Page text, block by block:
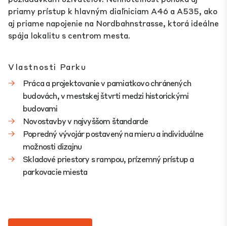
priamy prístup k hlavným diaľniciam A46 a A535, ako
aj priame napojenie na Nordbahnstrasse, ktorá ideálne
spája lokalitu s centrom mesta.
Vlastnosti Parku
Práca a projektovanie v pamiatkovo chránených
budovách, v mestskej štvrti medzi historickými
budovami
Novostavby v najvyššom štandarde
Popredný vývojár postavený na mieru a individuálne
možnosti dizajnu
Skladové priestory s rampou, prízemný prístup a
parkovacie miesta